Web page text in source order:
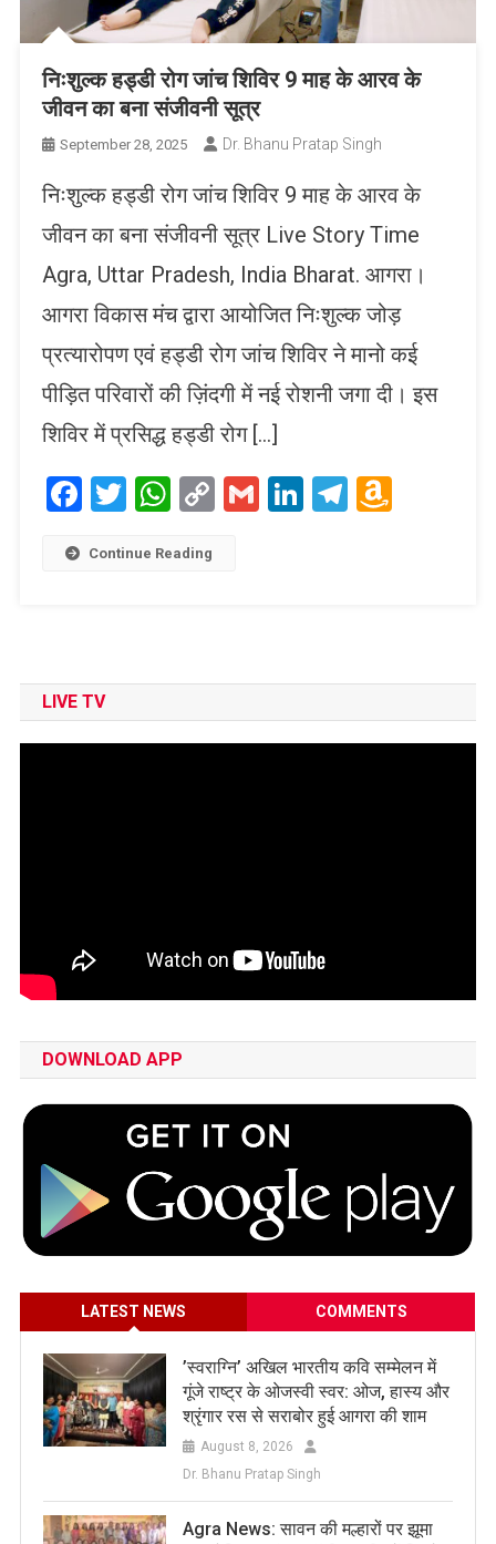
निःशुल्क हड्डी रोग जांच शिविर 9 माह के आरव के
जीवन का बना संजीवनी सूत्र
September 28, 2025 Dr. Bhanu Pratap Singh
निःशुल्क हड्डी रोग जांच शिविर 9 माह के आरव के
जीवन का बना संजीवनी सूत्र Live Story Time
Agra, Uttar Pradesh, India Bharat. आगरा।
आगरा विकास मंच द्वारा आयोजित निःशुल्क जोड़
प्रत्यारोपण एवं हड्डी रोग जांच शिविर ने मानो कई
पीड़ित परिवारों की ज़िंदगी में नई रोशनी जगा दी। इस
शिविर में प्रसिद्ध हड्डी रोग […]
Facebook
Twitter
WhatsApp
CopyGmailLinkedIn
Telegram
Continue Reading
LIVE TV
DOWNLOAD APP
LATEST NEWS COMMENTS
​’स्वराग्नि’ अखिल भारतीय कवि सम्मेलन में
गूंजे राष्ट्र के ओजस्वी स्वर: ओज, हास्य और
श्रृंगार रस से सराबोर हुई आगरा की शाम
August 8, 2026
Dr. Bhanu Pratap Singh
Agra News: सावन की मल्हारों पर झूमा